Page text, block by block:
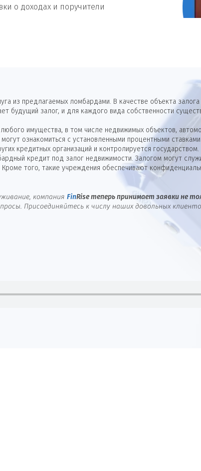
о доходах и поручители
из предлагаемых ломбардами. В качестве объекта залога
будущий залог, и для каждого вида собственности
имущества, в том числе недвижимых объектов,
ознакомиться с установленными процентными ставками
кредитных организаций и контролируется государством.
кредит под залог недвижимости. Залогом могут
того, такие учреждения обеспечивают
компания FinRise теперь принимает заявки не
Присоединяйтесь к числу наших довольных